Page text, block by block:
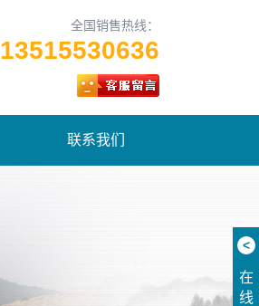
全国销售热线：
13515530636
联系我们
<
在
线